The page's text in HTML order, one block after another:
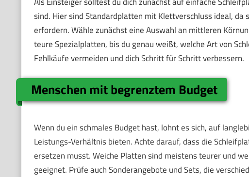
sind. Hier sind Standardplatten mit Klettverschluss ideal, da
erfordern. Wähle zunächst eine Auswahl an mittleren
teure Spezialplatten, bis du genau weißt, welche Art von
Fehlkäufe vermeiden und dich Schritt für Schritt verbessern.
Menschen mit begrenztem Budget
Wenn du ein schmales Budget hast, lohnt es sich, auf
Leistungs-Verhältnis bieten. Achte darauf, dass die
ersetzen musst. Weiche Platten sind meistens teurer und
geeignet. Prüfe auch Sonderangebote und Sets, die